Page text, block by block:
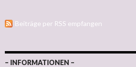
Beiträge per RSS empfangen
– INFORMATIONEN –